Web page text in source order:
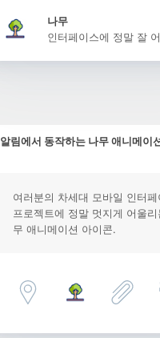
나무
인터페이스에 정말 잘
알림에서 동작하는 나무 애니메이
여러분의 차세대 모바일 인터페
프로젝트에 정말 멋지게 어울리
무 애니메이션 아이콘.